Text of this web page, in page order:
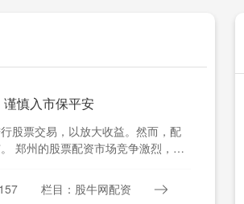
慎入市保平安
股票交易，以放大收益。然而，配
郑州的股票配资市场竞争激烈，各
栏目：股牛网配资